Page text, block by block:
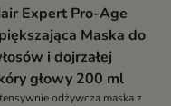
Expert Pro-Age
Maska do
i dojrzałej
głowy 200 ml
odżywcza maska z